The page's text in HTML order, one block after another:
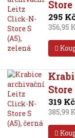
295
356,95
319 Kč
385,99